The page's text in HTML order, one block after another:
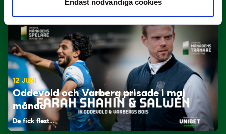
Endast nödvändiga cookies
12 JUNI
Oddevold och Varberg prisade i maj
månad
De fick flest…